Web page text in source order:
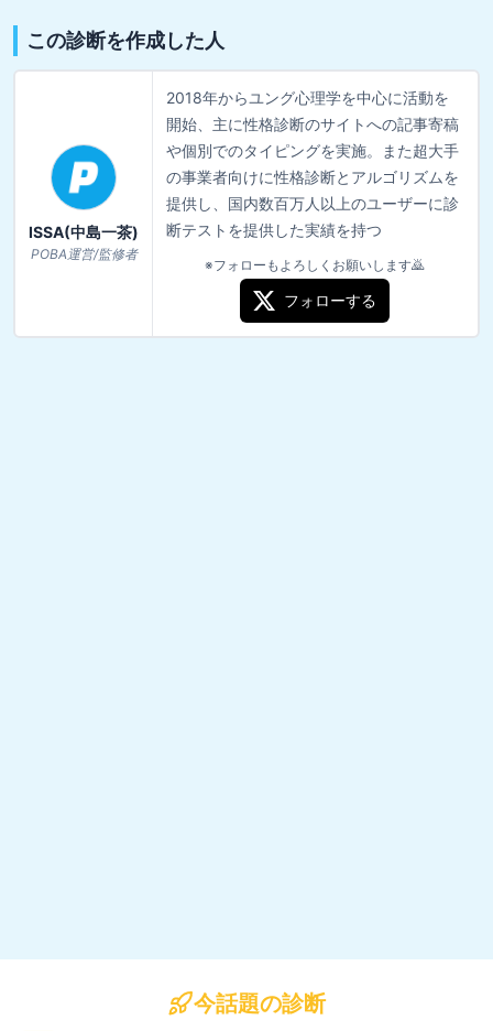
この診断を作成した人
ISSA(中島一茶)
POBA運営/監修者
2018年からユング心理学を中心に活動を
開始、主に性格診断のサイトへの記事寄稿
や個別でのタイピングを実施。また超大手
の事業者向けに性格診断とアルゴリズムを
提供し、国内数百万人以上のユーザーに診
断テストを提供した実績を持つ
※フォローもよろしくお願いします🙇
フォローする
今話題の診断